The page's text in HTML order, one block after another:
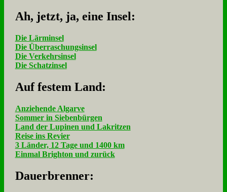
Ah, jetzt, ja, ei­ne In­sel:
Die Lärminsel
Die Überraschungsinsel
Die Verkehrsinsel
Die Schatzinsel
Auf fe­stem Land:
Anziehende Algarve
Sommer in Siebenbürgen
Land der Lupinen und Lakritzen
Reise ins Revier
3 Länder, 12 Tage und 1400 km
Einmal Brighton und zurück
Dau­er­bren­ner: